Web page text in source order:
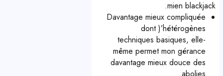
mien blackjack.
Davantage mieux compliquée
dont )’hétérogènes
techniques basiques, elle-
même permet mon gérance
davantage mieux douce des
abolies.